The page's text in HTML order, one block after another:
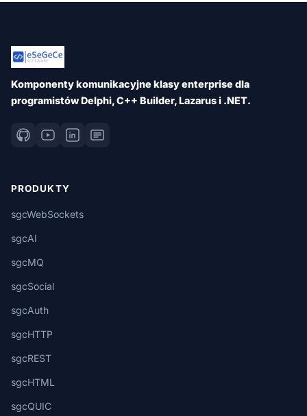
Komponenty komunikacyjne klasy enterprise dla
programistów Delphi, C++ Builder, Lazarus i .NET.
PRODUKTY
sgcWebSockets
sgcAI
sgcMQ
sgcSocial
sgcAuth
sgcHTTP
sgcREST
sgcHTML
sgcQUIC